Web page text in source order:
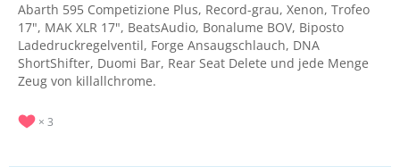
Abarth 595 Competizione Plus, Record-grau, Xenon, Trofeo
17", MAK XLR 17", BeatsAudio, Bonalume BOV, Biposto
Ladedruckregelventil, Forge Ansaugschlauch, DNA
ShortShifter, Duomi Bar, Rear Seat Delete und jede Menge
Zeug von killallchrome.
3